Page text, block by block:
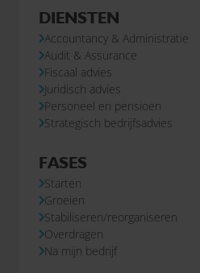
DIENSTEN
Accountancy & Administratie
Audit & Assurance
Fiscaal advies
Juridisch advies
Personeel en pensioen
Strategisch bedrijfsadvies
FASES
Starten
Groeien
Stabiliseren/reorganiseren
Overdragen
Na mijn bedrijf